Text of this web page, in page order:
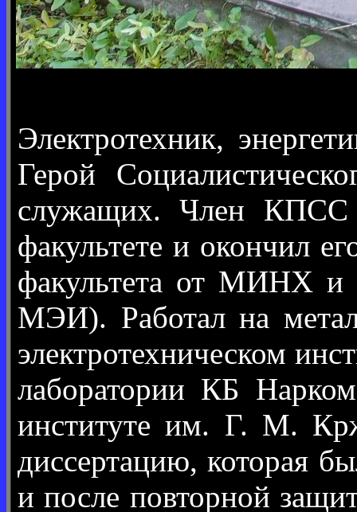
Электротехник,
Герой
служащих. Член
факультете и окончил
факультета от МИНХ и
МЭИ). Работал на
электротехническом
лаборатории КБ
институте им. Г. М.
диссертацию, которая
и после повторной